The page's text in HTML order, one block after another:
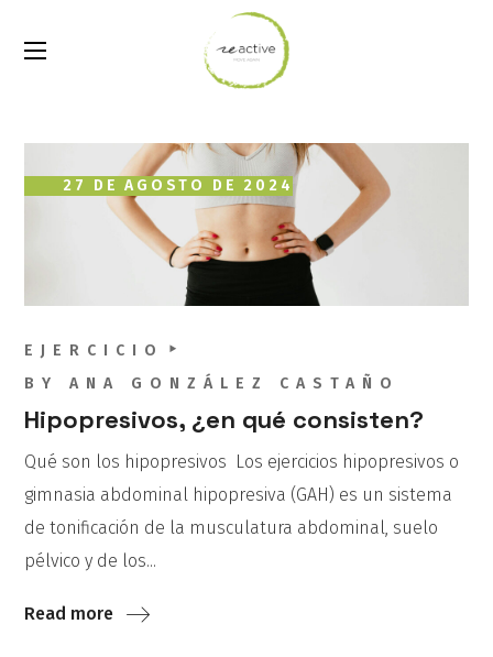
27 DE AGOSTO DE 2024
EJERCICIO
BYANA GONZÁLEZ CASTAÑO
Hipopresivos, ¿en qué consisten?
Qué son los hipopresivos Los ejercicios hipopresivos o
gimnasia abdominal hipopresiva (GAH) es un sistema
de tonificación de la musculatura abdominal, suelo
pélvico y de los...
Read more